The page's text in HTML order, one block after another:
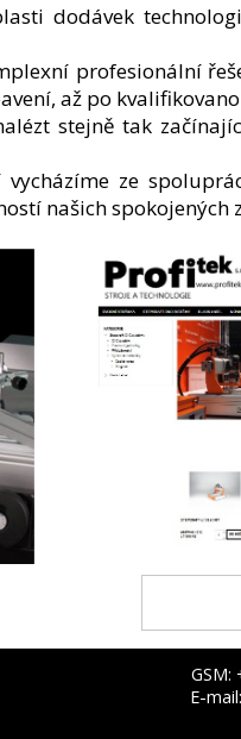
dodávek
profesionální
až po
stejně tak
ze
našich spokojených
GSM:
E-mail: